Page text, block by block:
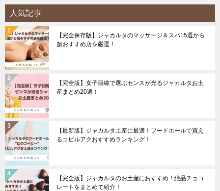
人気記事
【完全保存版】ジャカルタのマッサージ＆スパ15選から
超おすすめ店を厳選！
【完全版】女子目線で選ぶセンスが光るジャカルタお土
産まとめ20選！
【最新版】ジャカルタ土産に最適！フードホールで買え
るコピルアクおすすめランキング！
【完全版】ジャカルタのお土産におすすめ！絶品チョコ
レートをまとめて紹介！